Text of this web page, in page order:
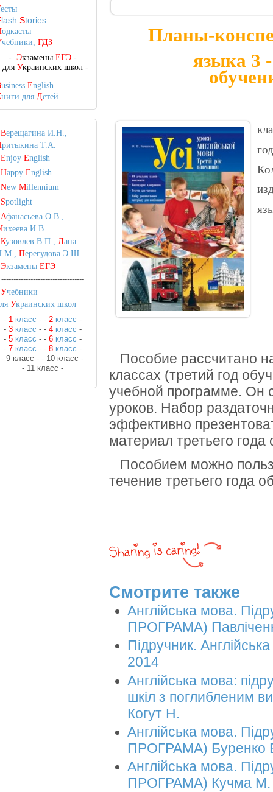
Планы-
языка 3
Пособие рассчитано
классах (третий год
учебной программе. Он
уроков. Набор
эффективно
материал третьего года
Пособием можно
течение третьего года
Смотрите также
Англійська мова.
ПРОГРАМА)
Підручник.
2014
Англійська мова:
шкіл з поглибленим
Когут Н.
Англійська мова.
ПРОГРАМА) Буренко
Англійська мова.
ПРОГРАМА) Кучма М.
есты
lash Stories
одкасты
чебники, ГДЗ
- Экзамены ЕГЭ-
для Украинских школ-
usiness English
ниги для Детей
Верещагина И.Н.,
ритыкина Т.А.
Enjoy English
Happy English
New Millennium
Spotlight
Афанасьева О.В.,
ихеева И.В.
Кузовлев В.П., Лапа
Перегудова Э.Ш.
Экзамены ЕГЭ
----------------------------------
Учебники
Украинских школ
- 1 класс - - 2 класс -
- 3 класс - - 4класс -
- 5 класс - - 6класс -
- 7 класс - - 8 класс -
- 9 класс - - 10 класс -
- 11 класс -